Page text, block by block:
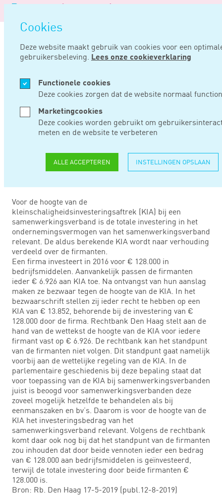
overslaan
Cookies
Deze website maakt gebruik van cookies voor een
gebruikersbeleving. Lees onze cookieverklaring
Functionele cookies
Deze cookies zorgen dat de website normaal
Marketingcookies
Deze cookies worden gebruikt om
meten en de website te verbeteren
ALLE ACCEPTEREN INSTELLINGEN OPSLAAN
Logo
Noord
Negentig
AUG 14, 2019
BEREKENING KIA
BIJ EEN
Voor de hoogte van de
kleinschaligheidsinvesteringsaftrek (KIA) bij een
samenwerkingsverband is de totale investering in het
ondernemingsvermogen van het samenwerkingsverband
relevant. De aldus berekende KIA wordt naar verhouding
verdeeld over de firmanten.
Een firma investeert in 2016 voor € 128.000 in
bedrijfsmiddelen. Aanvankelijk passen de firmanten
ieder € 6.926 aan KIA toe. Na ontvangst van hun aanslag
maken ze bezwaar tegen de hoogte van de KIA. In het
bezwaarschrift stellen zij ieder recht te hebben op een
KIA van € 13.852, behorende bij de investering van €
128.000 door de firma. Rechtbank Den Haag stelt aan de
hand van de wettekst de hoogte van de KIA voor iedere
firmant vast op € 6.926. De rechtbank kan het standpunt
van de firmanten niet volgen. Dit standpunt gaat namelijk
voorbij aan de wettelijke regeling van de KIA. In de
parlementaire geschiedenis bij deze bepaling staat dat
voor toepassing van de KIA bij samenwerkingsverbanden
juist is beoogd voor samenwerkingsverbanden deze
zoveel mogelijk hetzelfde te behandelen als bij
eenmanszaken en bv’s. Daarom is voor de hoogte van de
KIA het investeringsbedrag van het
samenwerkingsverband relevant. Volgens de rechtbank
komt daar ook nog bij dat het standpunt van de firmanten
zou inhouden dat door beide vennoten ieder een bedrag
van € 128.000 aan bedrijfsmiddelen is geïnvesteerd,
terwijl de totale investering door beide firmanten €
128.000 is.
Bron: Rb. Den Haag 17-5-2019 (publ.12-8-2019)